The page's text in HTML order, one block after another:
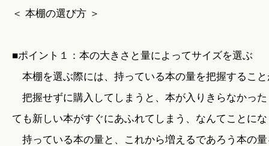
＜ 本棚の選び方 ＞
■ポイント１：本の大きさと量によってサイズを選ぶ
本棚を選ぶ際には、持っている本の量を把握するこ
把握せずに購入してしまうと、本が入りきらなかっ
ても新しい本がすぐにあふれてしまう、なんてことに
持っている本の量と、これから増えるであろう本の